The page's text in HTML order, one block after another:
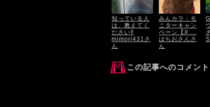
知っている人
は、教えてく
ださい‼️
mimori431さ
ん
みんカラ：モ
ニターキャン
ペーン【X ...
はちおさんさ
ん
この記事へのコメント